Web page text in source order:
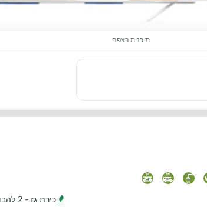
תוכנית רצפה
כירת גז - 2 להבות